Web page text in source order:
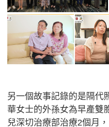
另一個故事記錄的是隔代
華女士的外孫女為早產雙
兒深切治療部治療2個月